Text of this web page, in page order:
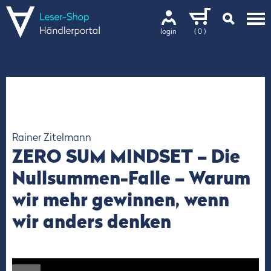
login ( 0 )
Rainer Zitelmann
ZERO SUM MINDSET – Die
Nullsummen-Falle – Warum
wir mehr gewinnen, wenn
wir anders denken